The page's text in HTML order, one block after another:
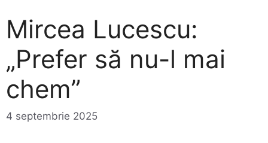
Mircea Lucescu:
„Prefer să nu-l mai
chem”
4 septembrie 2025